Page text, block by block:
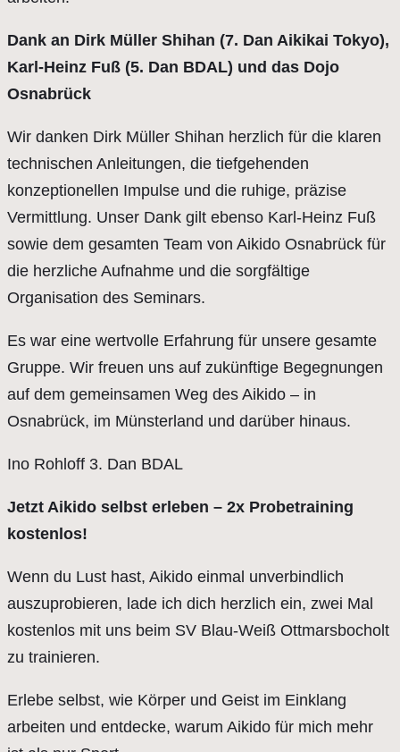
Dank an Dirk Müller Shihan (7. Dan Aikikai Tokyo),
Karl-Heinz Fuß (5. Dan BDAL) und das Dojo
Osnabrück
Wir danken Dirk Müller Shihan herzlich für die klaren
technischen Anleitungen, die tiefgehenden
konzeptionellen Impulse und die ruhige, präzise
Vermittlung. Unser Dank gilt ebenso Karl-Heinz Fuß
sowie dem gesamten Team von Aikido Osnabrück für
die herzliche Aufnahme und die sorgfältige
Organisation des Seminars.
Es war eine wertvolle Erfahrung für unsere gesamte
Gruppe. Wir freuen uns auf zukünftige Begegnungen
auf dem gemeinsamen Weg des Aikido – in
Osnabrück, im Münsterland und darüber hinaus.
Ino Rohloff 3. Dan BDAL
Jetzt Aikido selbst erleben – 2x Probetraining
kostenlos!
Wenn du Lust hast, Aikido einmal unverbindlich
auszuprobieren, lade ich dich herzlich ein, zwei Mal
kostenlos mit uns beim SV Blau-Weiß Ottmarsbocholt
zu trainieren.
Erlebe selbst, wie Körper und Geist im Einklang
arbeiten und entdecke, warum Aikido für mich mehr